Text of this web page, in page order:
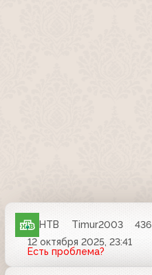
НТВ Timur2003
436
12 октября 2025, 23:41
Есть проблема?